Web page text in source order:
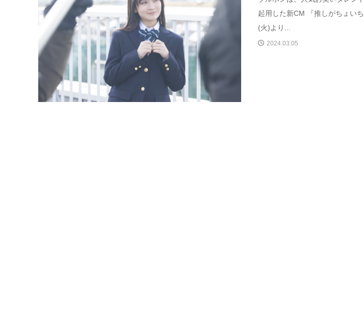
起用した新CM 『推しがちょい
(火)より...
2024.03.05